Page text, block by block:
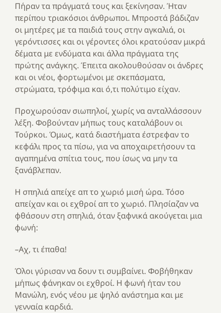
Πήραν τα πράγματά τους και ξεκίνησαν. Ήταν
περίπου τριακόσιοι άνθρωποι. Μπροστά βάδιζαν
οι μητέρες με τα παιδιά τους στην αγκαλιά, οι
γερόντισσες και οι γέροντες όλοι κρατούσαν μικρά
δέματα με ενδύματα και άλλα πράγματα της
πρώτης ανάγκης. Έπειτα ακολουθούσαν οι άνδρες
και οι νέοι, φορτωμένοι με σκεπάσματα,
στρώματα, τρόφιμα και ό,τι πολύτιμο είχαν.
Προχωρούσαν σιωπηλοί, χωρίς να ανταλλάσσουν
λέξη. Φοβούνταν μήπως τους καταλάβουν οι
Τούρκοι. Όμως, κατά διαστήματα έστρεφαν το
κεφάλι προς τα πίσω, για να αποχαιρετήσουν τα
αγαπημένα σπίτια τους, που ίσως να μην τα
ξανάβλεπαν.
Η σπηλιά απείχε απ το χωριό μισή ώρα. Τόσο
απείχαν και οι εχθροί απ το χωριό. Πλησίαζαν να
φθάσουν στη σπηλιά, όταν ξαφνικά ακούγεται μια
φωνή:
–Αχ, τι έπαθα!
Όλοι γύρισαν να δουν τι συμβαίνει. Φοβήθηκαν
μήπως φάνηκαν οι εχθροί. Η φωνή ήταν του
Μανώλη, ενός νέου με ψηλό ανάστημα και με
γενναία καρδιά.